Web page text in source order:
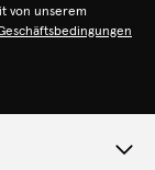
von unserem